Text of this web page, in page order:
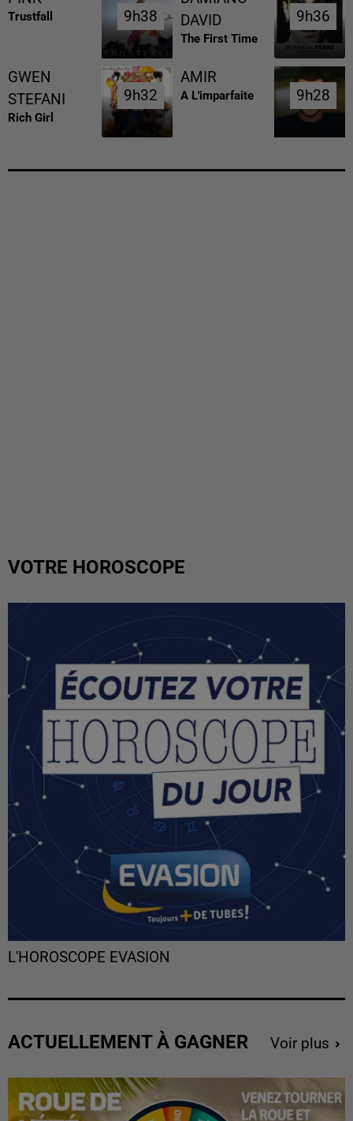
Trustfall 9h38
9h38
DAVID
The First Time
9h36
9h36
GWEN
STEFANI
Rich Girl
9h32
9h32
AMIR
A L'imparfaite 9h28
9h28
VOTRE HOROSCOPE
L'HOROSCOPE EVASION
ACTUELLEMENT À GAGNER Voir plus